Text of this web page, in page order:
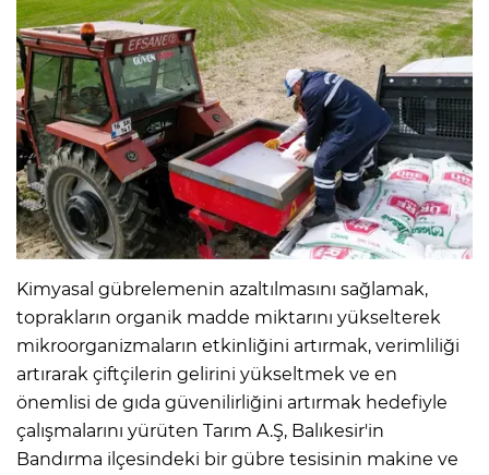
Kimyasal gübrelemenin azaltılmasını sağlamak,
toprakların organik madde miktarını yükselterek
mikroorganizmaların etkinliğini artırmak, verimliliği
artırarak çiftçilerin gelirini yükseltmek ve en
önemlisi de gıda güvenilirliğini artırmak hedefiyle
çalışmalarını yürüten Tarım A.Ş, Balıkesir'in
Bandırma ilçesindeki bir gübre tesisinin makine ve